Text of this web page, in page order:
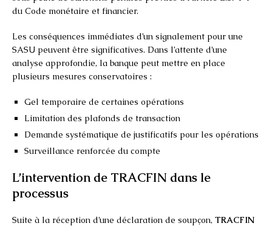
du Code monétaire et financier.
Les conséquences immédiates d’un signalement pour une
SASU peuvent être significatives. Dans l’attente d’une
analyse approfondie, la banque peut mettre en place
plusieurs mesures conservatoires :
Gel temporaire de certaines opérations
Limitation des plafonds de transaction
Demande systématique de justificatifs pour les opérations
Surveillance renforcée du compte
L’intervention de TRACFIN dans le
processus
Suite à la réception d’une déclaration de soupçon, TRACFIN